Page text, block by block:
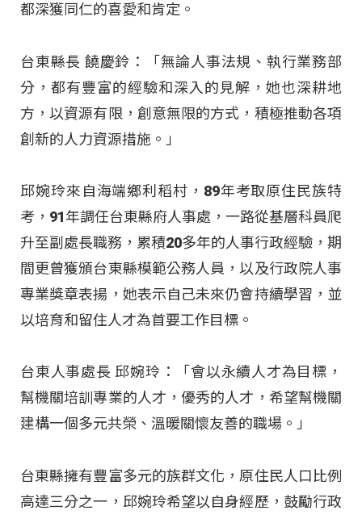
都深獲同仁的喜愛和肯定。
台東縣長 饒慶鈴：「無論人事法規、執行業務部
分，都有豐富的經驗和深入的見解，她也深耕地
方，以資源有限，創意無限的方式，積極推動各項
創新的人力資源措施。」
邱婉玲來自海端鄉利稻村，89年考取原住民族特
考，91年調任台東縣府人事處，一路從基層科員爬
升至副處長職務，累積20多年的人事行政經驗，期
間更曾獲頒台東縣模範公務人員，以及行政院人事
專業獎章表揚，她表示自己未來仍會持續學習，並
以培育和留住人才為首要工作目標。
台東人事處長 邱婉玲：「會以永續人才為目標，
幫機關培訓專業的人才，優秀的人才，希望幫機關
建構一個多元共榮、溫暖關懷友善的職場。」
台東縣擁有豐富多元的族群文化，原住民人口比例
高達三分之一，邱婉玲希望以自身經歷，鼓勵行政